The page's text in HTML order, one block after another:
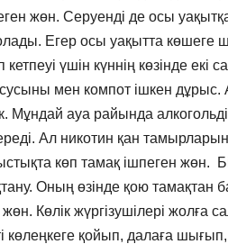
жөн. Серуенді де осы
Егер осы уақытта көшеге
үшін күннің көзінде екі
мен компот ішкен дұрыс.
ауа райында алкогольді
Ал никотин қан тамырларын
көп тамақ ішпеген жөн.
Оның өзінде қою тамақтан
Көлік жүргізушілері жолға
көлеңкеге қойып, далаға